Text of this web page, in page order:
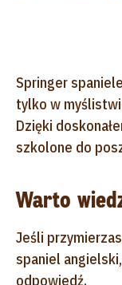
Springer
tylko w
Dzięki
szkolone do
Warto
Jeśli
spaniel
odpowiedź.